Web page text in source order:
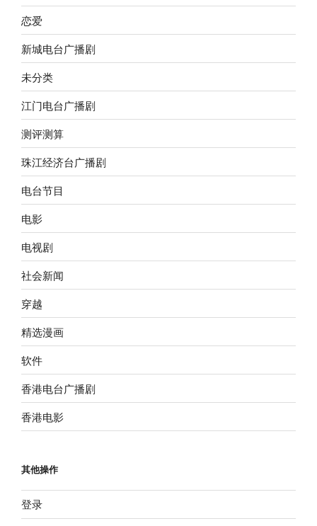
恋爱
新城电台广播剧
未分类
江门电台广播剧
测评测算
珠江经济台广播剧
电台节目
电影
电视剧
社会新闻
穿越
精选漫画
软件
香港电台广播剧
香港电影
其他操作
登录